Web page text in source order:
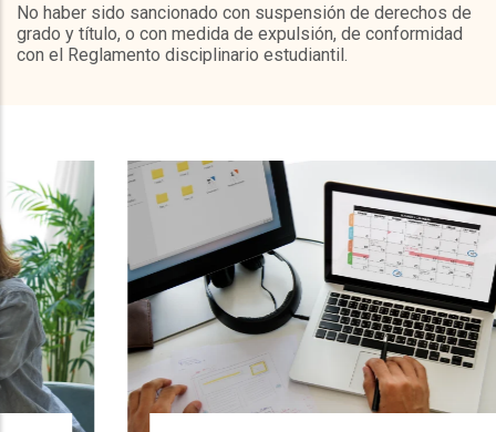
No haber sido sancionado con suspensión de derechos de
grado y título, o con medida de expulsión, de conformidad
con el Reglamento disciplinario estudiantil.